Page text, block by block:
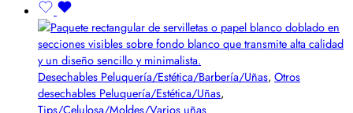
Desechables Peluquería/Estética/Barbería/Uñas, Otros
desechables Peluquería/Estética/Uñas,
Tips/Celulosa/Moldes/Varios uñas